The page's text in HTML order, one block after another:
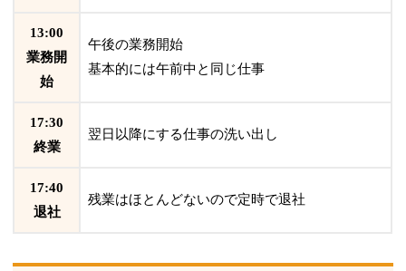
13:00
業務開
始
午後の業務開始
基本的には午前中と同じ仕事
17:30
終業
翌日以降にする仕事の洗い出し
17:40
退社
残業はほとんどないので定時で退社